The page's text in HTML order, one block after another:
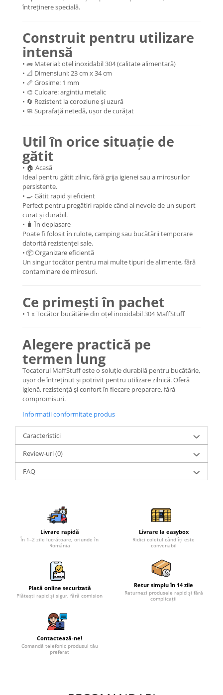
întreținere specială.
Construit pentru utilizare
intensă
• 🧱 Material: oțel inoxidabil 304 (calitate alimentară)
• 📐 Dimensiuni: 23 cm x 34 cm
• 📏 Grosime: 1 mm
• 🎨 Culoare: argintiu metalic
• 🔄 Rezistent la coroziune și uzură
• 🧼 Suprafață netedă, ușor de curățat
Util în orice situație de
gătit
• 🏠 Acasă
Ideal pentru gătit zilnic, fără grija igienei sau a mirosurilor
persistente.
• 🍳 Gătit rapid și eficient
Perfect pentru pregătiri rapide când ai nevoie de un suport
curat și durabil.
• 🧳 În deplasare
Poate fi folosit în rulote, camping sau bucătării temporare
datorită rezistenței sale.
• 📦 Organizare eficientă
Un singur tocător pentru mai multe tipuri de alimente, fără
contaminare de mirosuri.
Ce primești în pachet
• 1 x Tocător bucătărie din oțel inoxidabil 304 MaffStuff
Alegere practică pe
termen lung
Tocatorul MaffStuff este o soluție durabilă pentru bucătărie,
ușor de întreținut și potrivit pentru utilizare zilnică. Oferă
igienă, rezistență și confort în fiecare preparare, fără
compromisuri.
Informatii conformitate produs
Caracteristici
Review-uri(0)
FAQ
Livrare rapidă
În 1–2 zile lucrătoare, oriunde în
România
Livrare la easybox
Ridici coletul când îți este
convenabil
Plată online securizată
Plătești rapid și sigur, fără comision
Retur simplu în 14 zile
Returnezi produsele rapid și fără
complicații
Contactează-ne!
Comandă telefonic produsul tău
preferat